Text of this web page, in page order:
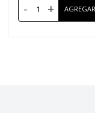
- +